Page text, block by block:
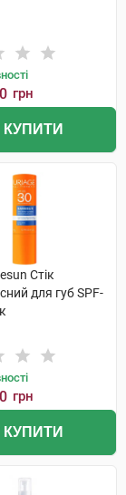
грн
КУПИТИ
Стік
для губ SPF-
грн
КУПИТИ